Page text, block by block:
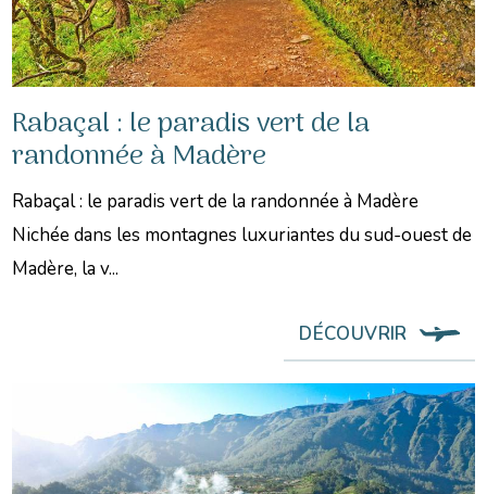
Rabaçal : le paradis vert de la
randonnée à Madère
Rabaçal : le paradis vert de la randonnée à Madère
Nichée dans les montagnes luxuriantes du sud-ouest de
Madère, la v...
DÉCOUVRIR